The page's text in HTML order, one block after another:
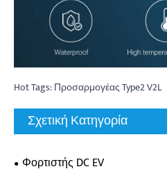
Hot Tags: Προσαρμογέας Type2 V2L
Σχετική Κατηγορία
Φορτιστής DC EV